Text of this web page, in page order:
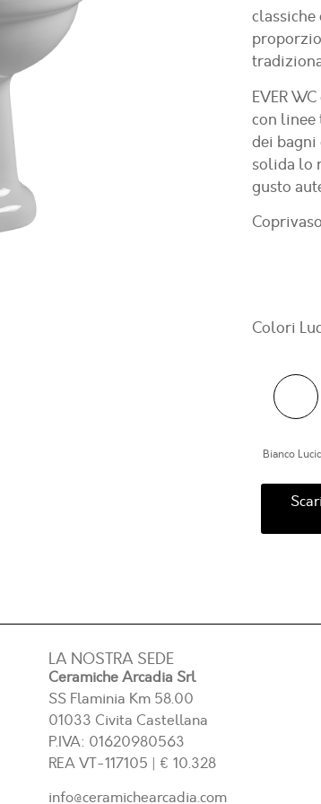
EVER
con
dei bagni
solida lo
gusto
Colori
Bianco
LA NOSTRA SEDE
Ceramiche Arcadia Srl
SS Flaminia Km 58.00
01033 Civita Castellana
P.IVA: 01620980563
REAVT-117105 | € 10.328
info@ceramichearcadia.com